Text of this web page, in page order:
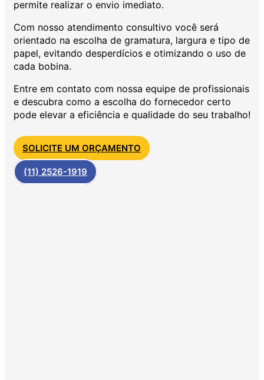
permite realizar o envio imediato.
Com nosso atendimento consultivo você será
orientado na escolha de gramatura, largura e tipo de
papel, evitando desperdícios e otimizando o uso de
cada bobina.
Entre em contato com nossa equipe de profissionais
e descubra como a escolha do fornecedor certo
pode elevar a eficiência e qualidade do seu trabalho!
SOLICITE UM ORÇAMENTO
(11) 2526-1919